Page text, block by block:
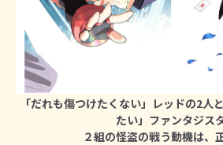
「だれも傷つけたくない」レッドの2人
たい」ファンタジスタ
２組の怪盗の戦う動機は、